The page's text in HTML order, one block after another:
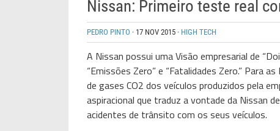
Nissan: Primeiro teste real
PEDRO PINTO · 17 NOV 2015 · HIGH TECH
A Nissan possui uma Visão empresarial de
“Emissões Zero” e “Fatalidades Zero.” Para
de gases CO2 dos veículos produzidos pela
aspiracional que traduz a vontade da Nissan
acidentes de trânsito com os seus veículos.